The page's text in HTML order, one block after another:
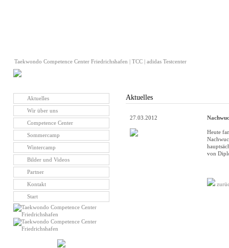
Taekwondo Competence Center Friedrichshafen | TCC | adidas Testcenter
Aktuelles
Wir über uns
Competence Center
Sommercamp
Wintercamp
Bilder und Videos
Partner
Kontakt
Start
Aktuelles
27.03.2012
Heute
von